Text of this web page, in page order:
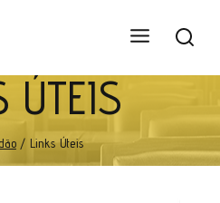
ÚTEIS
/ Links Úteis